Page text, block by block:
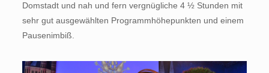
Domstadt und nah und fern vergnügliche 4 ½ Stunden mit
sehr gut ausgewählten Programmhöhepunkten und einem
Pausenimbiß.